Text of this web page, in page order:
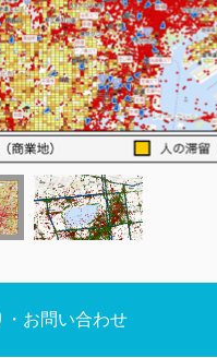
・お問い合わせ